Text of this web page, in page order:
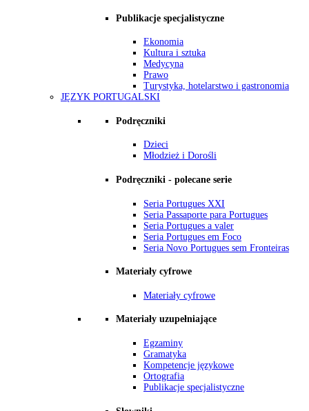
Publikacje specjalistyczne
Ekonomia
Kultura i sztuka
Medycyna
Prawo
Turystyka, hotelarstwo i gastronomia
JĘZYK PORTUGALSKI
Podręczniki
Dzieci
Młodzież i Dorośli
Podręczniki - polecane serie
Seria Portugues XXI
Seria Passaporte para Portugues
Seria Portugues a valer
Seria Portugues em Foco
Seria Novo Portugues sem Fronteiras
Materiały cyfrowe
Materiały cyfrowe
Materiały uzupełniające
Egzaminy
Gramatyka
Kompetencje językowe
Ortografia
Publikacje specjalistyczne